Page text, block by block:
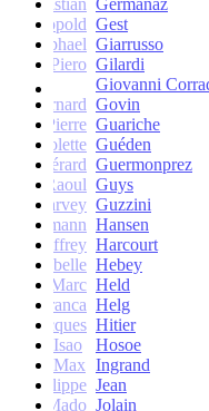
Christian Germanaz
Léopold Gest
Raphael Giarrusso
Piero Gilardi
Giovanni
Bernard Govin
Pierre Guariche
Colette Guéden
Gérard Guermonprez
Raoul Guys
Harvey Guzzini
Lehmann Hansen
Geoffrey Harcourt
Isabelle Hebey
Marc Held
Franca Helg
Jacques Hitier
Isao
Hosoe
Max Ingrand
Philippe Jean
Mado Jolain